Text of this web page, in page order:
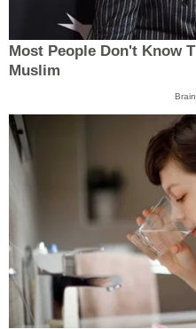
Most People Don't Know
Muslim